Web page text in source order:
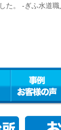
た。 -ぎふ水道